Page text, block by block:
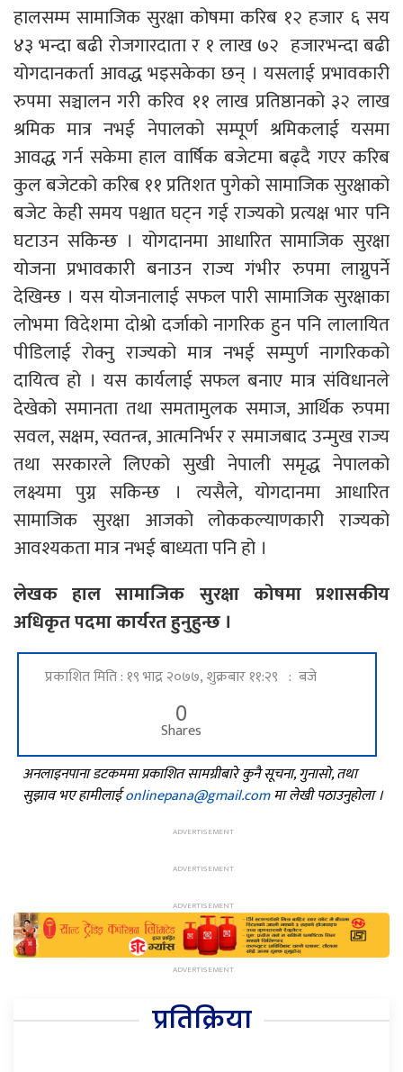
हालसम्म सामाजिक सुरक्षा कोषमा करिब १२ हजार ६ सय
४३ भन्दा बढी रोजगारदाता र १ लाख ७२ हजारभन्दा बढी
योगदानकर्ता आवद्ध भइसकेका छन् । यसलाई प्रभावकारी
रुपमा सञ्चालन गरी करिव ११ लाख प्रतिष्ठानको ३२ लाख
श्रमिक मात्र नभई नेपालको सम्पूर्ण श्रमिकलाई यसमा
आवद्ध गर्न सकेमा हाल वार्षिक बजेटमा बढ्दै गएर करिब
कुल बजेटको करिब ११ प्रतिशत पुगेको सामाजिक सुरक्षाको
बजेट केही समय पश्चात घट्न गई राज्यको प्रत्यक्ष भार पनि
घटाउन सकिन्छ । योगदानमा आधारित सामाजिक सुरक्षा
योजना प्रभावकारी बनाउन राज्य गंभीर रुपमा लाग्नुपर्ने
देखिन्छ । यस योजनालाई सफल पारी सामाजिक सुरक्षाका
लोभमा विदेशमा दोश्रो दर्जाको नागरिक हुन पनि लालायित
पीडिलाई रोक्नु राज्यको मात्र नभई सम्पुर्ण नागरिकको
दायित्व हो । यस कार्यलाई सफल बनाए मात्र संविधानले
देखेको समानता तथा समतामुलक समाज, आर्थिक रुपमा
सवल, सक्षम, स्वतन्त्र, आत्मनिर्भर र समाजबाद उन्मुख राज्य
तथा सरकारले लिएको सुखी नेपाली समृद्ध नेपालको
लक्ष्यमा पुग्न सकिन्छ । त्यसैले, योगदानमा आधारित
सामाजिक सुरक्षा आजको लोककल्याणकारी राज्यको
आवश्यकता मात्र नभई बाध्यता पनि हो ।
लेखक हाल सामाजिक सुरक्षा कोषमा प्रशासकीय
अधिकृत पदमा कार्यरत हुनुहुन्छ ।
प्रकाशित मिति : १९ भाद्र २०७७, शुक्रबार ११:२९ : बजे
0
Shares
अनलाइनपाना डटकममा प्रकाशित सामग्रीबारे कुनै सूचना, गुनासो, तथा
सुझाव भए हामीलाईonlinepana@gmail.comमा लेखी पठाउनुहोला ।
प्रतिक्रिया